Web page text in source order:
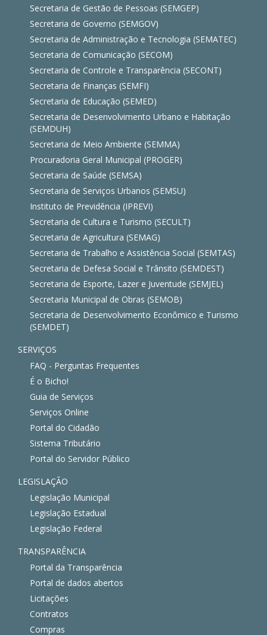
Secretaria de Gestão de Pessoas (SEMGEP)
Secretaria de Governo (SEMGOV)
Secretaria de Administração e Tecnologia (SEMATEC)
Secretaria de Comunicação (SECOM)
Secretaria de Controle e Transparência (SECONT)
Secretaria de Finanças (SEMFI)
Secretaria de Educação (SEMED)
Secretaria de Desenvolvimento Urbano e Habitação
(SEMDUH)
Secretaria de Meio Ambiente (SEMMA)
Procuradoria Geral Municipal (PROGER)
Secretaria de Saúde (SEMSA)
Secretaria de Serviços Urbanos (SEMSU)
Instituto de Previdência (IPREVI)
Secretaria de Cultura e Turismo (SECULT)
Secretaria de Agricultura (SEMAG)
Secretaria de Trabalho e Assistência Social (SEMTAS)
Secretaria de Defesa Social e Trânsito (SEMDEST)
Secretaria de Esporte, Lazer e Juventude (SEMJEL)
Secretaria Municipal de Obras (SEMOB)
Secretaria de Desenvolvimento Econômico e Turismo
(SEMDET)
SERVIÇOS
FAQ - Perguntas Frequentes
É o Bicho!
Guia de Serviços
Serviços Online
Portal do Cidadão
Sistema Tributário
Portal do Servidor Público
LEGISLAÇÃO
Legislação Municipal
Legislação Estadual
Legislação Federal
TRANSPARÊNCIA
Portal da Transparência
Portal de dados abertos
Licitações
Contratos
Compras